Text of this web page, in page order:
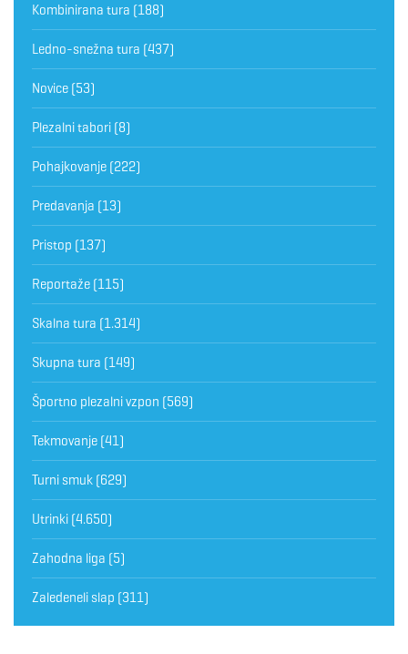
Kombinirana tura (188)
Ledno-snežna tura (437)
Novice (53)
Plezalni tabori (8)
Pohajkovanje (222)
Predavanja (13)
Pristop (137)
Reportaže (115)
Skalna tura (1.314)
Skupna tura (149)
Športno plezalni vzpon (569)
Tekmovanje (41)
Turni smuk (629)
Utrinki (4.650)
Zahodna liga (5)
Zaledeneli slap (311)